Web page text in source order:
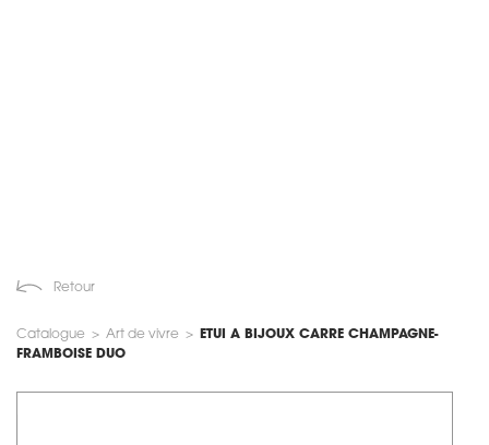
Retour
Catalogue > Art de vivre >
ETUI A BIJOUX CARRE CHAMPAGNE-
FRAMBOISE DUO